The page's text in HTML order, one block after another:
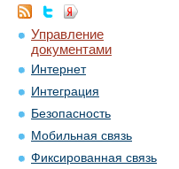
Управление
документами
Интернет
Интеграция
Безопасность
Мобильная связь
Фиксированная связь